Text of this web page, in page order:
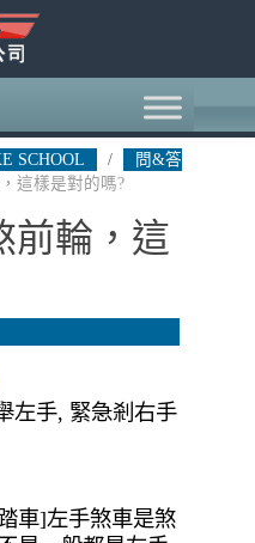
SCHOOL /
問&答
這樣是對的嗎?
前輪，這
左手, 緊急剎右手
車]左手煞車是煞